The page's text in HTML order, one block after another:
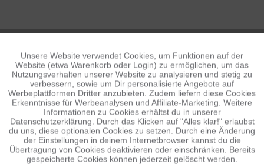
LA CAMÉRA EMBARQUÉE
Funktionale Aktiv
Tracking Inaktiv
Personalisierung Inaktiv
Service Inaktiv
Unsere Website verwendet Cookies, um Funktionen auf der
Website (etwa Warenkorb oder Login) zu ermöglichen, um das
Nutzungsverhalten unserer Website zu analysieren und stetig zu
verbessern, sowie um Dir personalisierte Angebote auf
Werbeplattformen Dritter anzubieten. Zudem liefern diese Cookies
Erkenntnisse für Werbeanalysen und Affiliate-Marketing. Weitere
Informationen zu Cookies erhältst du in unserer
Datenschutzerklärung. Durch das Klicken auf "Alles klar!" erlaubst
du uns, diese optionalen Cookies zu setzen. Durch eine Änderung
der Einstellungen in deinem Internetbrowser kannst du die
Übertragung von Cookies deaktivieren oder einschränken. Bereits
gespeicherte Cookies können jederzeit gelöscht werden.